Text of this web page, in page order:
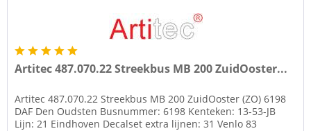
Artitec 487.070.22 Streekbus MB 200 ZuidOoster...
Artitec 487.070.22 Streekbus MB 200 ZuidOoster (ZO) 6198
DAF Den Oudsten Busnummer: 6198 Kenteken: 13-53-JB
Lijn: 21 Eindhoven Decalset extra lijnen: 31 Venlo 83